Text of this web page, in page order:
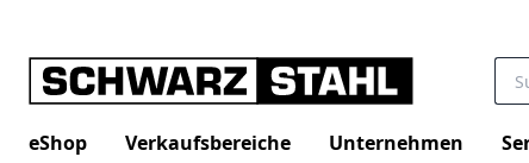
eShop Verkaufsbereiche Unternehmen